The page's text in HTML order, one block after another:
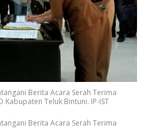
Berita Acara Serah Terima
Kabupaten Teluk Bintuni. IP-IST
Berita Acara Serah Terima